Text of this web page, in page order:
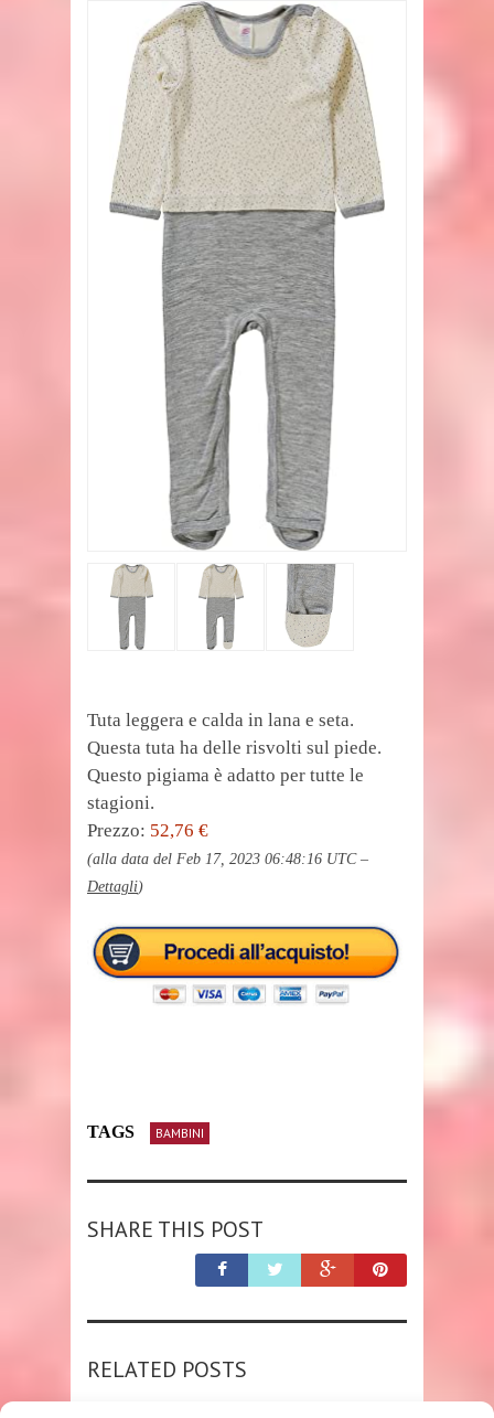
Tuta leggera e calda in lana e seta.
Questa tuta ha delle risvolti sul piede.
Questo pigiama è adatto per tutte le
stagioni.
Prezzo: 52,76 €
(alla data del Feb 17, 2023 06:48:16 UTC –
Dettagli)
TAGS BAMBINI
SHARE THIS POST
RELATED POSTS